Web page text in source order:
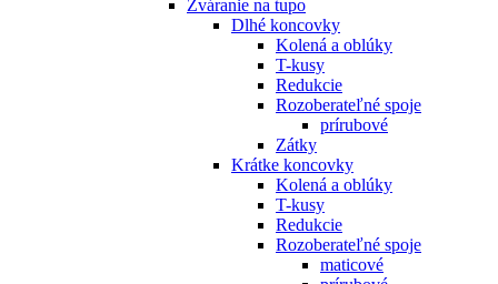
Zváranie na tupo
Dlhé koncovky
Kolená a oblúky
T-kusy
Redukcie
Rozoberateľné spoje
prírubové
Zátky
Krátke koncovky
Kolená a oblúky
T-kusy
Redukcie
Rozoberateľné spoje
maticové